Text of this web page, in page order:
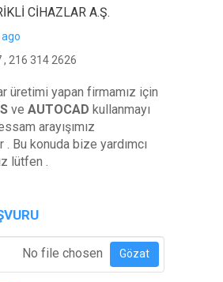
CIHAZLAR A.Ş.
ago
216 314 2626
üretimi yapan firmamız için
ve AUTOCAD kullanmayı
arayışımız
. Bu konuda bize yardımcı
lütfen .
No file chosen Gözat